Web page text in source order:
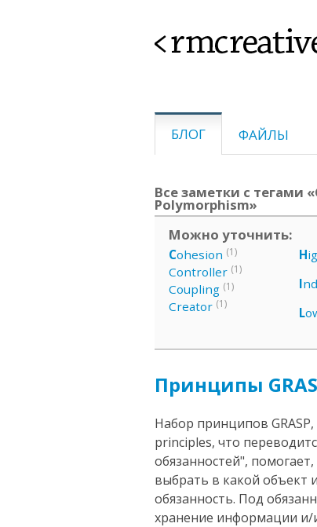
<rmcreative>
БЛОГ ФАЙЛЫ
Все заметки с тегами
Polymorphism»
Можно уточнить:
Cohesion (1)
Controller (1)
Coupling (1)
Creator (1)
H
I
L
Принципы
Набор принципов
principles, что
обязанностей",
выбрать в какой объект
обязанность. Под
хранение информации и/